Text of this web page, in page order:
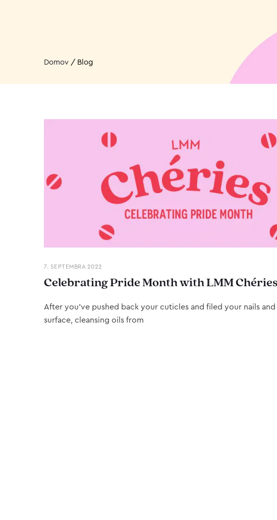
Domov / Blog
7. SEPTEMBRA 2022
Celebrating Pride Month with LMM Chéries
After you’ve pushed back your cuticles and filed your nails and
surface, cleansing oils from